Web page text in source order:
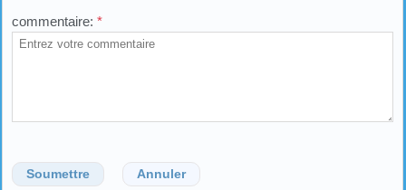
commentaire: *
Soumettre Annuler